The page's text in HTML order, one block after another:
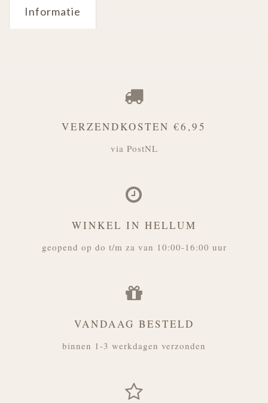
Informatie
VERZENDKOSTEN €6,95
via PostNL
WINKEL IN HELLUM
geopend op do t/m za van 10:00-16:00 uur
VANDAAG BESTELD
binnen 1-3 werkdagen verzonden